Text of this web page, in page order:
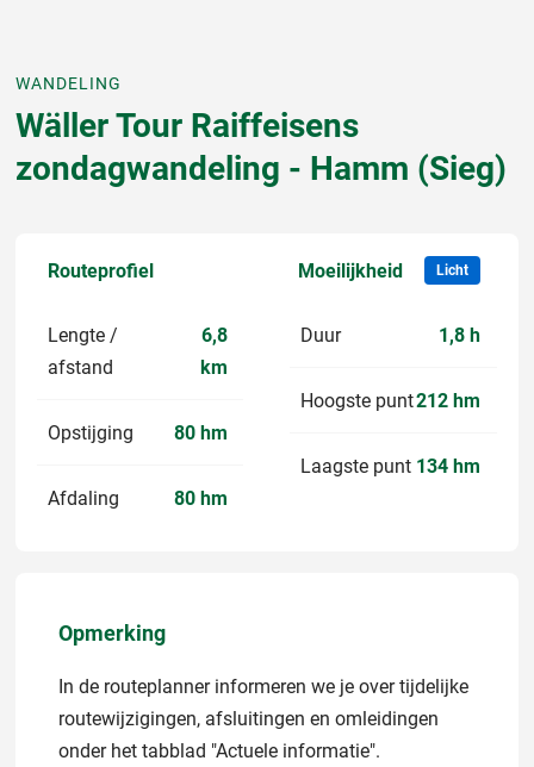
WANDELING
Wäller Tour Raiffeisens
zondagwandeling - Hamm (Sieg)
Routeprofiel Moeilijkheid Licht
Lengte /
afstand
6,8
km
Opstijging 80 hm
Afdaling 80 hm
Duur 1,8 h
Hoogste punt212 hm
Laagste punt 134 hm
Opmerking
In de routeplanner informeren we je over tijdelijke
routewijzigingen, afsluitingen en omleidingen
onder het tabblad "Actuele informatie".